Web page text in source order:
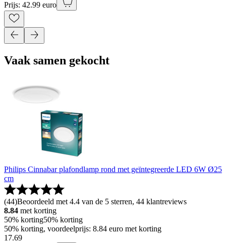
Prijs: 42.99 euro
Vaak samen gekocht
Philips Cinnabar plafondlamp rond met geïntegreerde LED 6W Ø25
cm
(44)Beoordeeld met 4.4 van de 5 sterren, 44 klantreviews
8.84 met korting
50% korting50% korting
50% korting, voordeelprijs: 8.84 euro met korting
17.69